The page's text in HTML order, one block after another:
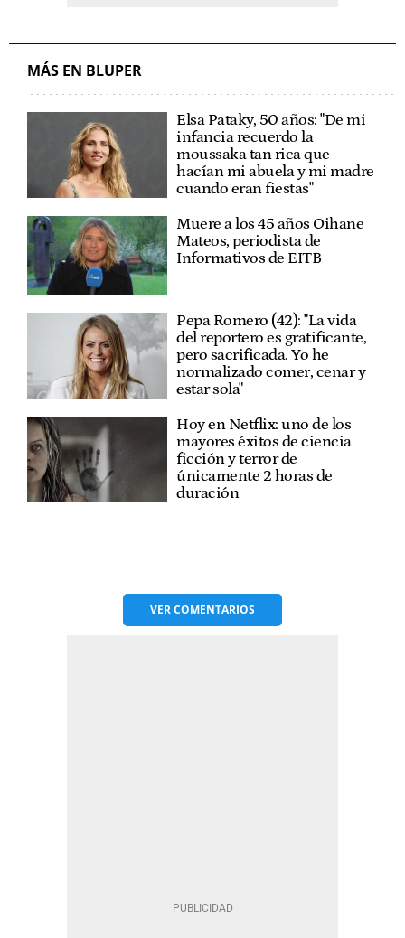
MÁS EN BLUPER
Elsa Pataky, 50 años: "De mi
infancia recuerdo la
moussaka tan rica que
hacían mi abuela y mi madre
cuando eran fiestas"
Muere a los 45 años Oihane
Mateos, periodista de
Informativos de EITB
Pepa Romero (42): "La vida
del reportero es gratificante,
pero sacrificada. Yo he
normalizado comer, cenar y
estar sola"
Hoy en Netflix: uno de los
mayores éxitos de ciencia
ficción y terror de
únicamente 2 horas de
duración
VERCOMENTARIOS